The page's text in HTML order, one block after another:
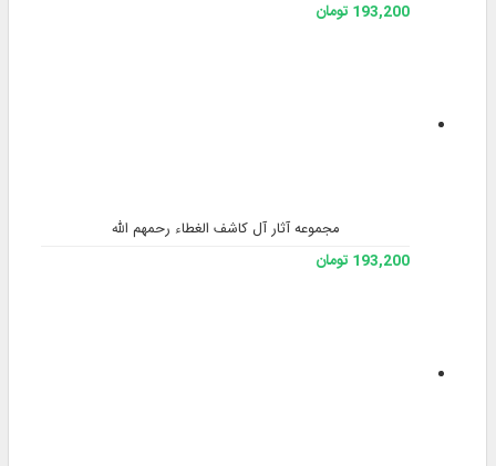
193,200 تومان
مجموعه آثار آل کاشف الغطاء رحمهم الله
193,200 تومان